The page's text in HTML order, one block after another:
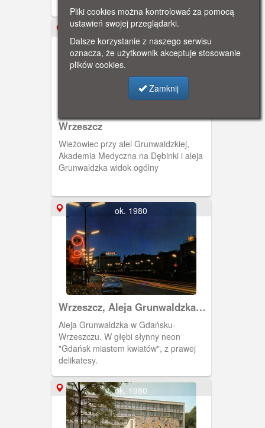
ok. 1980
Wrzeszcz
Wieżowiec przy alei Grunwaldzkiej,
Akademia Medyczna na Dębinki i aleja
Grunwaldzka widok ogólny
ok. 1980
Wrzeszcz, Aleja Grunwaldzka
nocą
Aleja Grunwaldzka w Gdańsku-
Wrzeszczu. W głębi słynny neon
"Gdańsk miastem kwiatów", z prawej
delikatesy.
ok. 1980
Pliki cookies można kontrolować za pomocą
ustawień swojej przeglądarki.
Dalsze korzystanie z naszego serwisu
oznacza, że użytkownik akceptuje stosowanie
plików cookies.
Zamknij